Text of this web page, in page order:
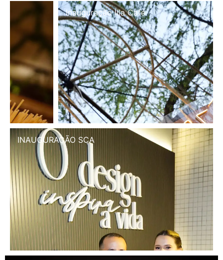
Inauguração Illa Café
INAUGURAÇÃO SCA